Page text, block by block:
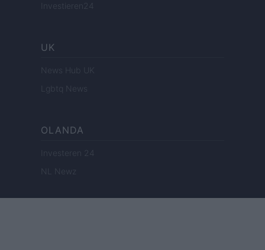
Investieren24
UK
News Hub UK
Lgbtq News
OLANDA
Investeren 24
NL Newz